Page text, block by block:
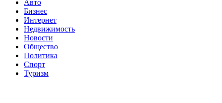
Авто
Бизнес
Интернет
Недвижимость
Новости
Общество
Политика
Спорт
Туризм